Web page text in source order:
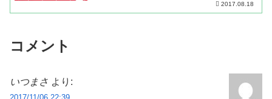
2017.08.18
コメント
いつまさ より: